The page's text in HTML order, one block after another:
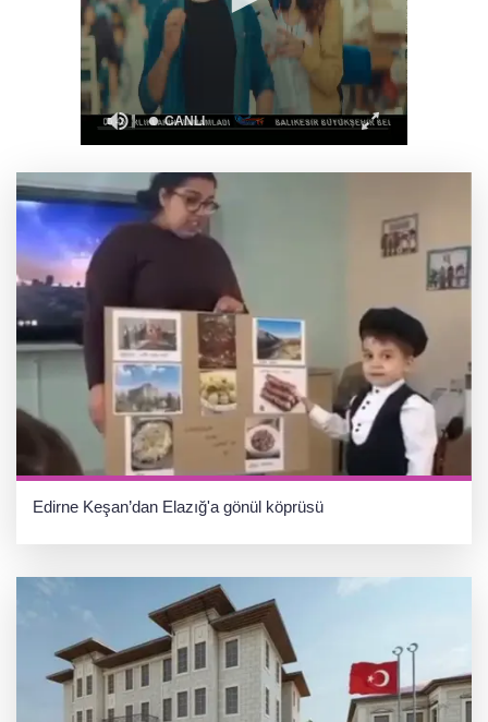
Keşan Kent Konseyi'nden muhtarlara nezaket
ziyareti
İstanbul Maltepe’de çocuklar kitapların renkli
dünyasında
Edirne Keşan’dan Elazığ'a gönül köprüsü